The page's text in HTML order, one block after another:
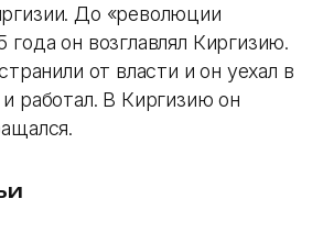
До «революции
года он возглавлял Киргизию.
от власти и он уехал в
работал. В Киргизию он